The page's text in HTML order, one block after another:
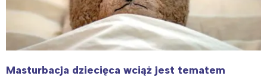
Masturbacja dziecięca wciąż jest tematem